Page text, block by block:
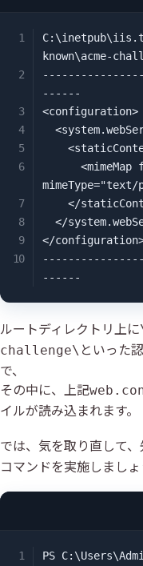
known\acme-
------
<configuration>
  <system.webServer>
    <staticContent>
      <mimeMap fileExtension="."
    </staticContent>
  </system.webServer>
</
------
ルートディレクトリ上に
challenge\ といった
で、
その中に、上記
イルが読み込まれます。
では、気を取り直して
コマンドを実施しましょ
PS